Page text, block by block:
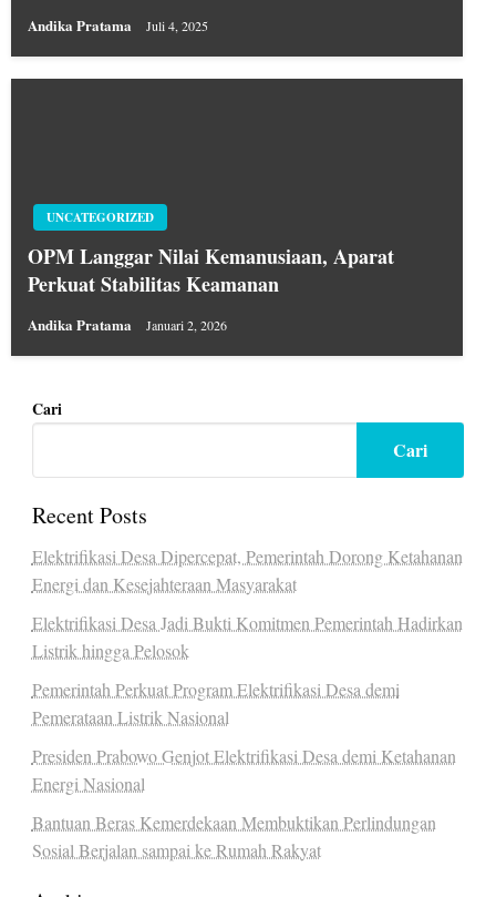
Andika Pratama Juli 4, 2025
UNCATEGORIZED
OPM Langgar Nilai Kemanusiaan, Aparat
Perkuat Stabilitas Keamanan
Andika Pratama Januari 2, 2026
Cari
Cari
Recent Posts
Elektrifikasi Desa Dipercepat, Pemerintah Dorong Ketahanan
Energi dan Kesejahteraan Masyarakat
Elektrifikasi Desa Jadi Bukti Komitmen Pemerintah Hadirkan
Listrik hingga Pelosok
Pemerintah Perkuat Program Elektrifikasi Desa demi
Pemerataan Listrik Nasional
Presiden Prabowo Genjot Elektrifikasi Desa demi Ketahanan
Energi Nasional
Bantuan Beras Kemerdekaan Membuktikan Perlindungan
Sosial Berjalan sampai ke Rumah Rakyat